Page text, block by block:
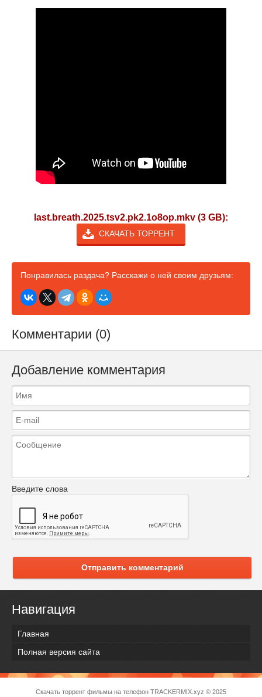
last.breath.2025.tsv2.pk2.1o8op.mkv (3 GB):
СКАЧАТЬ ТОРРЕНТ
Понравилась раздача? Расскажи о ней своим друзьям:
Комментарии (0)
Добавление комментария
Введите слова
Отправить комментарий
Навигация
Главная
Полная версия сайта
Скачать торрент фильмы на телефон TRACKERMIX.xyz © 2025